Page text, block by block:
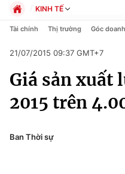
Chuyên mục
Chính trị
KINH TẾ
Chính trị
Pháp luật
Kinh tế
Thể thao
Truyền hình
Y tế
Tài chính Thị trường Góc
21/07/2015 09:37 GMT+7
Giá sản xuất
2015 trên
Ban Thời sự